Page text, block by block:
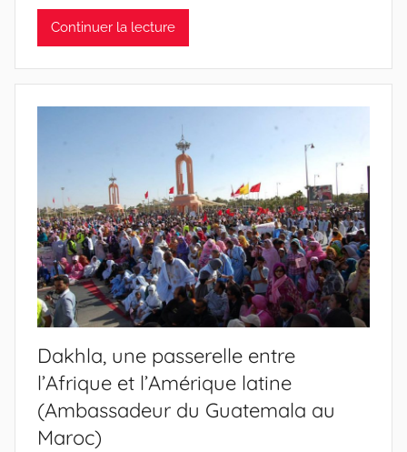
Continuer la lecture
Dakhla, une passerelle entre
l’Afrique et l’Amérique latine
(Ambassadeur du Guatemala au
Maroc)